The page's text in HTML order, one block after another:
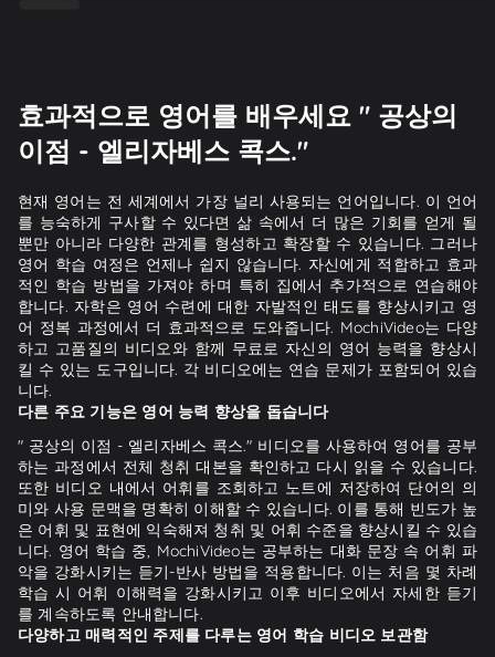
효과적으로 영어를 배우세요 " 공상의
이점 - 엘리자베스 콕스."
현재 영어는 전 세계에서 가장 널리 사용되는 언어입니다. 이 언어
를 능숙하게 구사할 수 있다면 삶 속에서 더 많은 기회를 얻게 될
뿐만 아니라 다양한 관계를 형성하고 확장할 수 있습니다. 그러나
영어 학습 여정은 언제나 쉽지 않습니다. 자신에게 적합하고 효과
적인 학습 방법을 가져야 하며 특히 집에서 추가적으로 연습해야
합니다. 자학은 영어 수련에 대한 자발적인 태도를 향상시키고 영
어 정복 과정에서 더 효과적으로 도와줍니다. MochiVideo는 다양
하고 고품질의 비디오와 함께 무료로 자신의 영어 능력을 향상시
킬 수 있는 도구입니다. 각 비디오에는 연습 문제가 포함되어 있습
니다.
다른 주요 기능은 영어 능력 향상을 돕습니다
" 공상의 이점 - 엘리자베스 콕스." 비디오를 사용하여 영어를 공부
하는 과정에서 전체 청취 대본을 확인하고 다시 읽을 수 있습니다.
또한 비디오 내에서 어휘를 조회하고 노트에 저장하여 단어의 의
미와 사용 문맥을 명확히 이해할 수 있습니다. 이를 통해 빈도가 높
은 어휘 및 표현에 익숙해져 청취 및 어휘 수준을 향상시킬 수 있습
니다. 영어 학습 중, MochiVideo는 공부하는 대화 문장 속 어휘 파
악을 강화시키는 듣기-반사 방법을 적용합니다. 이는 처음 몇 차례
학습 시 어휘 이해력을 강화시키고 이후 비디오에서 자세한 듣기
를 계속하도록 안내합니다.
다양하고 매력적인 주제를 다루는 영어 학습 비디오 보관함